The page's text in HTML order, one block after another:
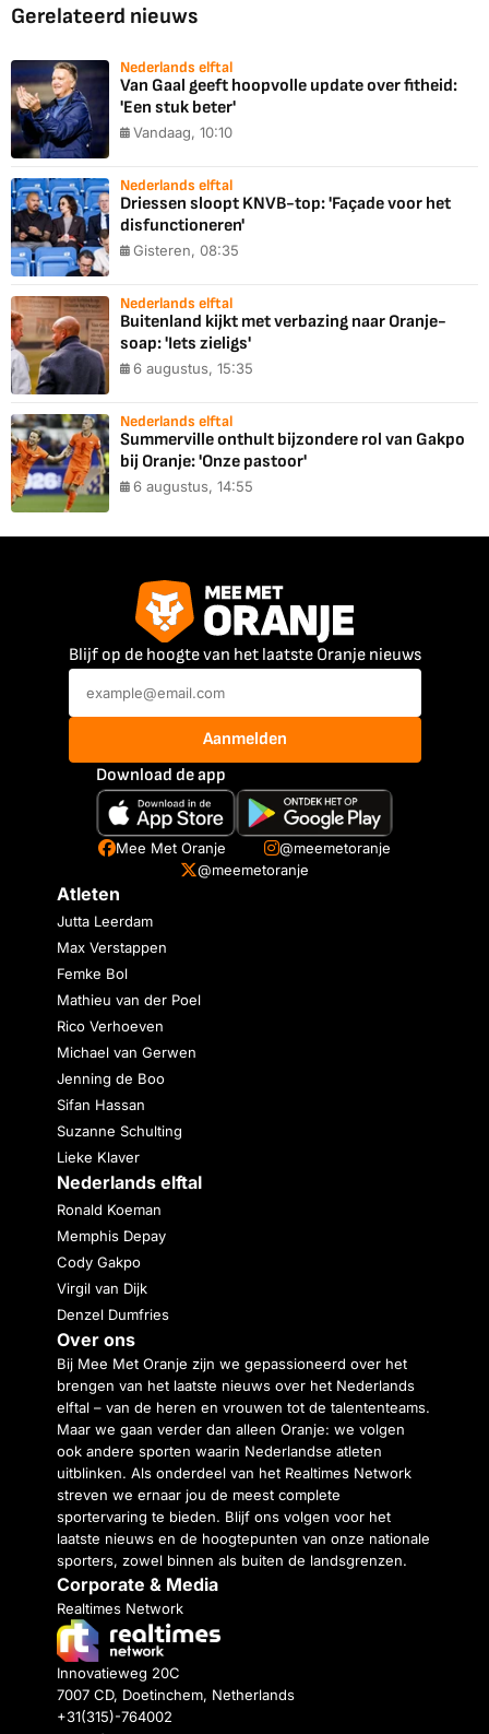
Gerelateerd nieuws
Nederlands elftal
Van Gaal geeft hoopvolle update over fitheid:
'Een stuk beter'
Vandaag, 10:10
Nederlands elftal
Driessen sloopt KNVB-top: 'Façade voor het
disfunctioneren'
Gisteren, 08:35
Nederlands elftal
Buitenland kijkt met verbazing naar Oranje-
soap: 'Iets zieligs'
6 augustus, 15:35
Nederlands elftal
Summerville onthult bijzondere rol van Gakpo
bij Oranje: 'Onze pastoor'
6 augustus, 14:55
Blijf op de hoogte van het laatste Oranje nieuws
Aanmelden
Download de app
Mee Met Oranje
@meemetoranje
@meemetoranje
Atleten
Jutta Leerdam
Max Verstappen
Femke Bol
Mathieu van der Poel
Rico Verhoeven
Michael van Gerwen
Jenning de Boo
Sifan Hassan
Suzanne Schulting
Lieke Klaver
Nederlands elftal
Ronald Koeman
Memphis Depay
Cody Gakpo
Virgil van Dijk
Denzel Dumfries
Over ons
Bij Mee Met Oranje zijn we gepassioneerd over het
brengen van het laatste nieuws over het Nederlands
elftal – van de heren en vrouwen tot de talententeams.
Maar we gaan verder dan alleen Oranje: we volgen
ook andere sporten waarin Nederlandse atleten
uitblinken. Als onderdeel van het Realtimes Network
streven we ernaar jou de meest complete
sportervaring te bieden. Blijf ons volgen voor het
laatste nieuws en de hoogtepunten van onze nationale
sporters, zowel binnen als buiten de landsgrenzen.
Corporate & Media
Realtimes Network
Innovatieweg 20C
7007 CD, Doetinchem, Netherlands
+31(315)-764002